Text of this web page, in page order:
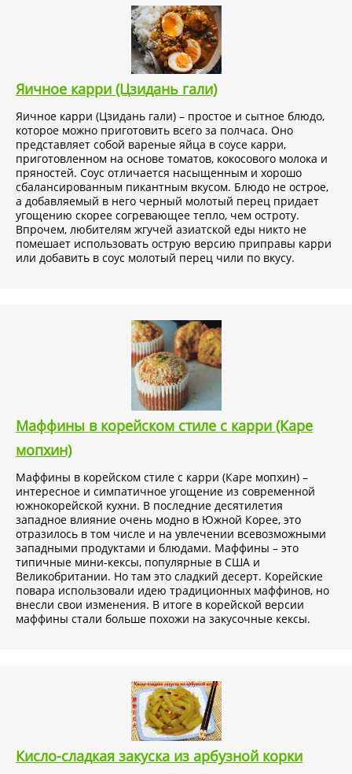
Яичное карри (Цзидань гали)
Яичное карри (Цзидань гали) – простое и сытное блюдо,
которое можно приготовить всего за полчаса. Оно
представляет собой вареные яйца в соусе карри,
приготовленном на основе томатов, кокосового молока и
пряностей. Соус отличается насыщенным и хорошо
сбалансированным пикантным вкусом. Блюдо не острое,
а добавляемый в него черный молотый перец придает
угощению скорее согревающее тепло, чем остроту.
Впрочем, любителям жгучей азиатской еды никто не
помешает использовать острую версию приправы карри
или добавить в соус молотый перец чили по вкусу.
Маффины в корейском стиле с карри (Каре
мопхин)
Маффины в корейском стиле с карри (Каре мопхин) –
интересное и симпатичное угощение из современной
южнокорейской кухни. В последние десятилетия
западное влияние очень модно в Южной Корее, это
отразилось в том числе и на увлечении всевозможными
западными продуктами и блюдами. Маффины – это
типичные мини-кексы, популярные в США и
Великобритании. Но там это сладкий десерт. Корейские
повара использовали идею традиционных маффинов, но
внесли свои изменения. В итоге в корейской версии
маффины стали больше похожи на закусочные кексы.
Кисло-сладкая закуска из арбузной корки